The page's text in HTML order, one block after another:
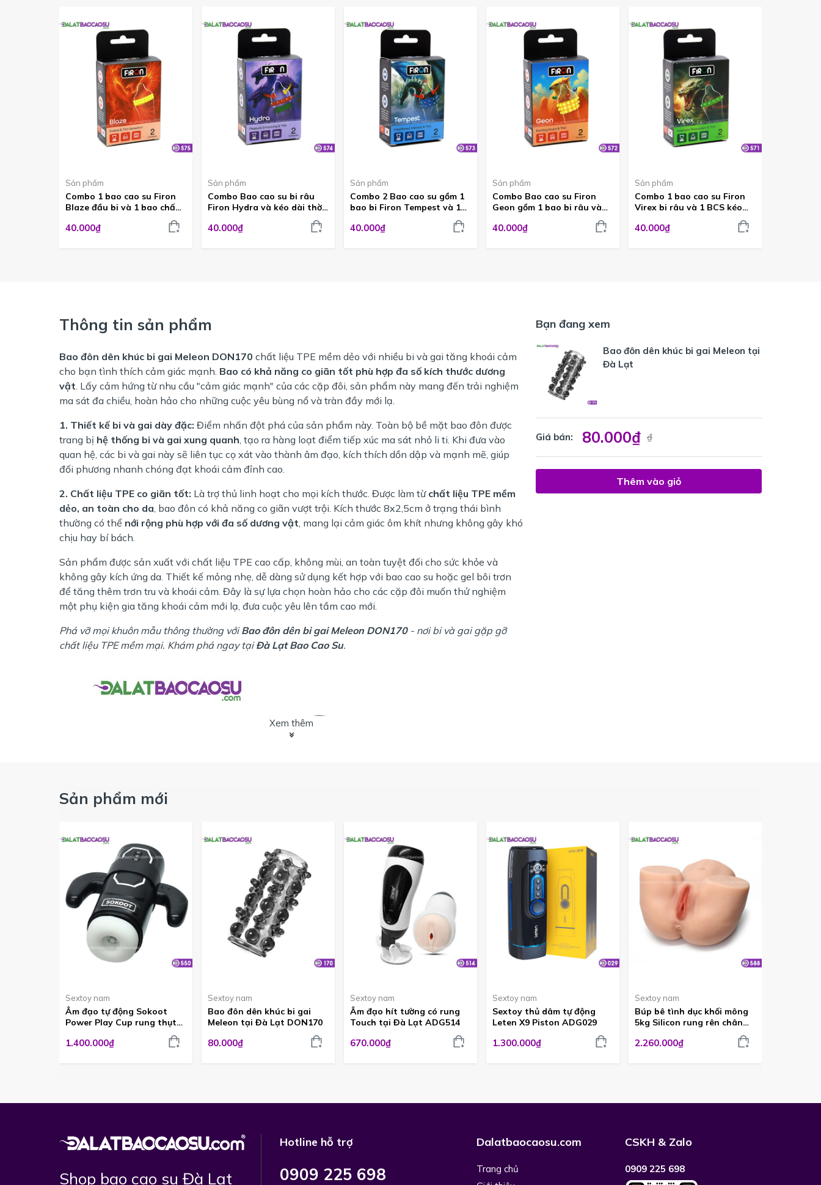
Sản phẩm
Combo 1 bao cao su Firon
Blaze đầu bi và 1 bao chấm
BCS575
40.000₫
Sản phẩm
Combo Bao cao su bi râu
Firon Hydra và kéo dài thời
40.000₫
Sản phẩm
Combo 2 Bao cao su gồm 1
bao bi Firon Tempest và 1
BCS573
40.000₫
Sản phẩm
Combo Bao cao su Firon
Geon gồm 1 bao bi râu và
một bao kéo dài thời gian
BCS572
40.000₫
Sản phẩm
Combo 1 bao cao su Firon
Virex bi râu và 1 BCS kéo
40.000₫
Thông tin sản phẩm
Bao đôn dên khúc bi gai Meleon DON170 chất liệu TPE mềm dẻo với nhiều bi và gai tăng khoái cảm
cho bạn tình thích cảm giác mạnh. Bao có khả năng co giãn tốt phù hợp đa số kích thước dương
vật . Lấy cảm hứng từ nhu cầu "cảm giác mạnh" của các cặp đôi, sản phẩm này mang đến trải nghiệm
ma sát đa chiều, hoàn hảo cho những cuộc yêu bùng nổ và tràn đầy mới lạ.
1. Thiết kế bi và gai dày đặc: Điểm nhấn đột phá của sản phẩm này. Toàn bộ bề mặt bao đôn được
trang bị hệ thống bi và gai xung quanh , tạo ra hàng loạt điểm tiếp xúc ma sát nhỏ li ti. Khi đưa vào
quan hệ, các bi và gai này sẽ liên tục cọ xát vào thành âm đạo, kích thích dồn dập và mạnh mẽ, giúp
đối phương nhanh chóng đạt khoái cảm đỉnh cao.
2. Chất liệu TPE co giãn tốt: Là trợ thủ linh hoạt cho mọi kích thước. Được làm từ chất liệu TPE mềm
dẻo, an toàn cho da , bao đôn có khả năng co giãn vượt trội. Kích thước 8x2,5cm ở trạng thái bình
thường có thể nới rộng phù hợp với đa số dương vật , mang lại cảm giác ôm khít nhưng không gây khó
chịu hay bí bách.
Sản phẩm được sản xuất với chất liệu TPE cao cấp, không mùi, an toàn tuyệt đối cho sức khỏe và
không gây kích ứng da. Thiết kế mỏng nhẹ, dễ dàng sử dụng kết hợp với bao cao su hoặc gel bôi trơn
để tăng thêm trơn tru và khoái cảm. Đây là sự lựa chọn hoàn hảo cho các cặp đôi muốn thử nghiệm
một phụ kiện gia tăng khoái cảm mới lạ, đưa cuộc yêu lên tầm cao mới.
Phá vỡ mọi khuôn mẫu thông thường vớiBao đôn dên bi gai Meleon DON170- nơi bi và gai gặp gỡ
chất liệu TPE mềm mại. Khám phá ngay tạiĐà Lạt Bao Cao Su.
Xem thêm
Bạn đang xem
Bao đôn dên khúc bi gai Meleon tại
Đà Lạt
Giá bán: 80.000₫ ₫
Thêm vào giỏ
Sản phẩm mới
Sextoy nam
Âm đạo tự động Sokoot
Power Play Cup rung thụt
1.400.000₫
Sextoy nam
Bao đôn dên khúc bi gai
Meleon tại Đà Lạt DON170
80.000₫
Sextoy nam
Âm đạo hít tường có rung
Touch tại Đà Lạt ADG514
670.000₫
Sextoy nam
Sextoy thủ dâm tự động
Leten X9 Piston ADG029
1.300.000₫
Sextoy nam
Búp bê tình dục khối mông
5kg Silicon rung rên chân
2.260.000₫
Shop bao cao su Đà Lạt
Hotline hỗ trợ
0909 225 698
Dalatbaocaosu.com
Trang chủ
CSKH & Zalo
0909 225 698